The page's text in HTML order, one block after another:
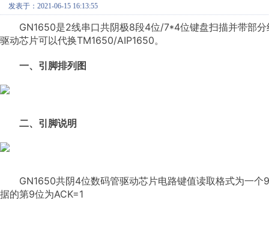
发表于：2021-06-15 16:13:55
GN1650是2线串口共阴极8段4位/7*4位键盘扫描并带部分
驱动芯片可以代换TM1650/AIP1650。
一、引脚排列图
二、引脚说明
GN1650共阴4位数码管驱动芯片电路键值读取格式为一个
据的第9位为ACK=1